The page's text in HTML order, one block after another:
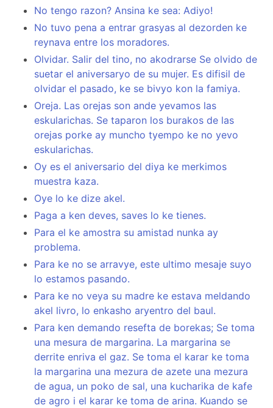
No tengo razon? Ansina ke sea: Adiyo!
No tuvo pena a entrar grasyas al dezorden ke
reynava entre los moradores.
Olvidar. Salir del tino, no akodrarse Se olvido de
suetar el aniversaryo de su mujer. Es difisil de
olvidar el pasado, ke se bivyo kon la famiya.
Oreja. Las orejas son ande yevamos las
eskularichas. Se taparon los burakos de las
orejas porke ay muncho tyempo ke no yevo
eskularichas.
Oy es el aniversario del diya ke merkimos
muestra kaza.
Oye lo ke dize akel.
Paga a ken deves, saves lo ke tienes.
Para el ke amostra su amistad nunka ay
problema.
Para ke no se arravye, este ultimo mesaje suyo
lo estamos pasando.
Para ke no veya su madre ke estava meldando
akel livro, lo enkasho aryentro del baul.
Para ken demando resefta de borekas; Se toma
una mesura de margarina. La margarina se
derrite enriva el gaz. Se toma el karar ke toma
la margarina una mezura de azete una mezura
de agua, un poko de sal, una kucharika de kafe
de agro i el karar ke toma de arina. Kuando se